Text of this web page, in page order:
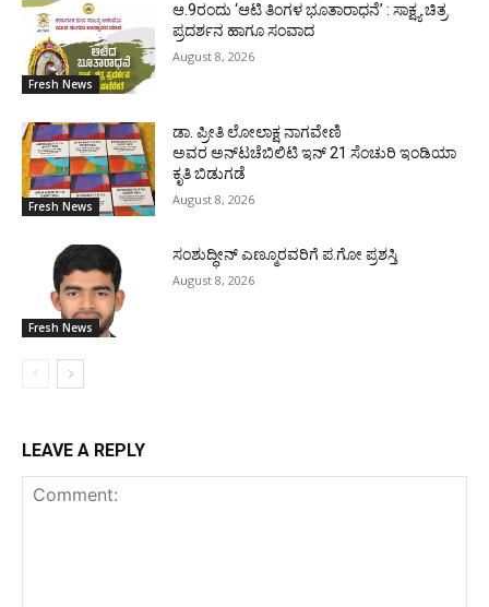
Fresh News
ಆ.9ರಂದು ‘ಆಟಿ ತಿಂಗಳ ಭೂತಾರಾಧನೆ’ : ಸಾಕ್ಷ್ಯ ಚಿತ್ರ
ಪ್ರದರ್ಶನ ಹಾಗೂ ಸಂವಾದ
August 8, 2026
Fresh News
ಡಾ. ಪ್ರೀತಿ ಲೋಲಾಕ್ಷ ನಾಗವೇಣಿ
ಅವರ ಅನ್‌ಟಚೆಬಿಲಿಟಿ ಇನ್ 21 ಸೆಂಚುರಿ ಇಂಡಿಯಾ
ಕೃತಿ ಬಿಡುಗಡೆ
August 8, 2026
Fresh News
ಸಂಶುದ್ಧೀನ್ ಎಣ್ಮೂರವರಿಗೆ ಪ.ಗೋ ಪ್ರಶಸ್ತಿ
August 8, 2026
LEAVE A REPLY